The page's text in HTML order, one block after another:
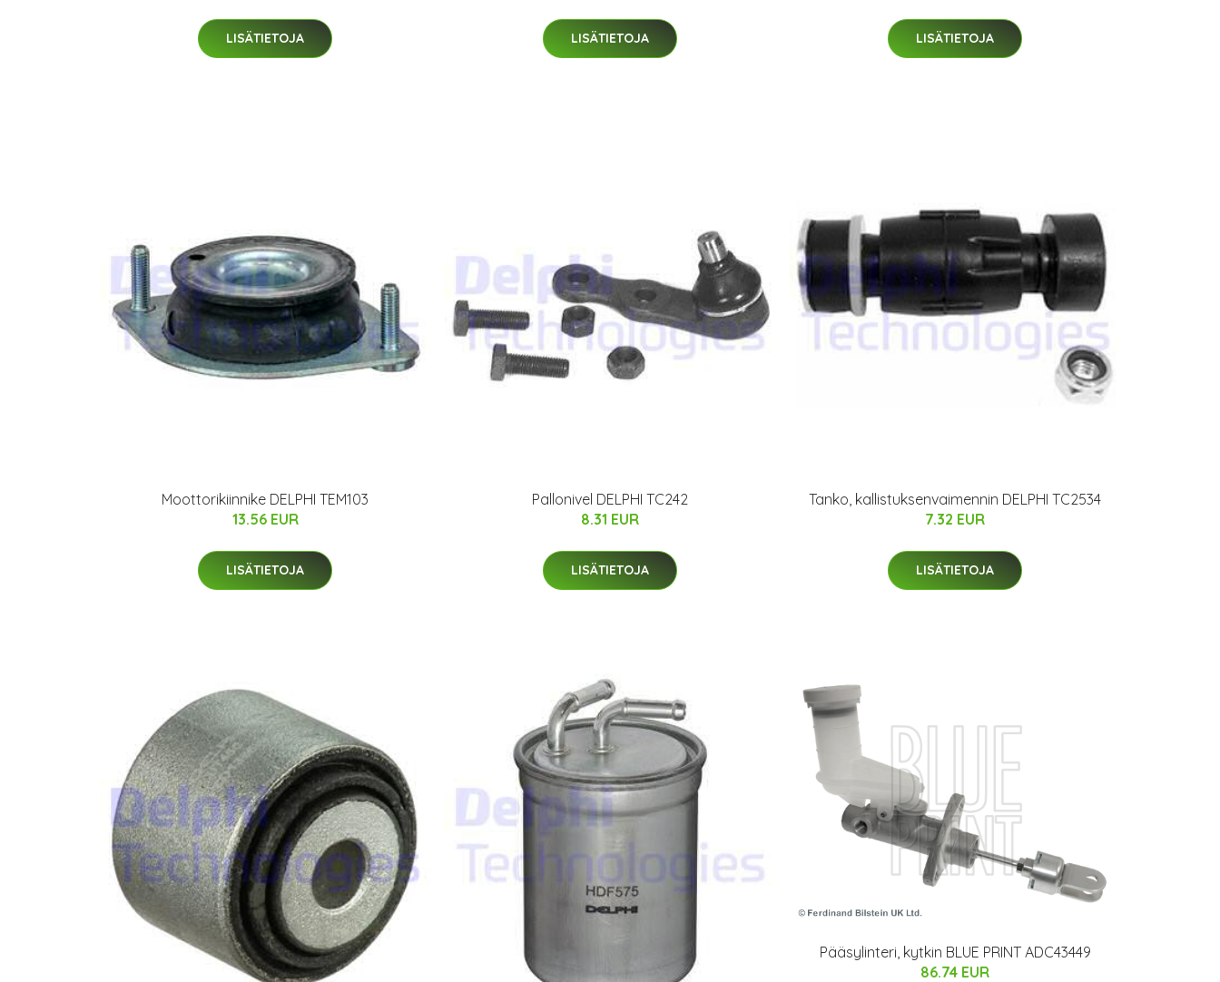
LISÄTIETOJA LISÄTIETOJA LISÄTIETOJA
Moottorikiinnike DELPHI TEM103
13.56 EUR
LISÄTIETOJA
Pallonivel DELPHI TC242
8.31 EUR
LISÄTIETOJA
Tanko, kallistuksenvaimennin DELPHI TC2534
7.32 EUR
LISÄTIETOJA
Pääsylinteri, kytkin BLUE PRINT ADC43449
86.74 EUR